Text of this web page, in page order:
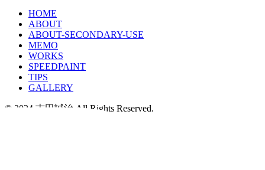
HOME
ABOUT
ABOUT-SECONDARY-USE
MEMO
WORKS
SPEEDPAINT
TIPS
GALLERY
© 2024 吉田誠治 All Rights Reserved.